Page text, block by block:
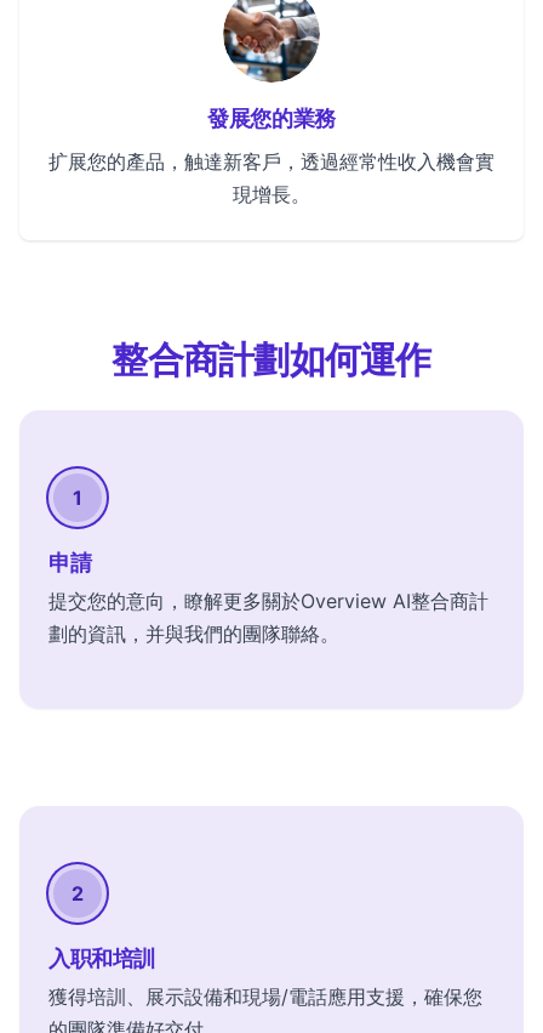
發展您的業務
扩展您的產品，触達新客戶，透過經常性收入機會實
現增長。
整合商計劃如何運作
1
申請
提交您的意向，瞭解更多關於Overview AI整合商計
劃的資訊，并與我們的團隊聯絡。
2
入职和培訓
獲得培訓、展示設備和現場/電話應用支援，確保您